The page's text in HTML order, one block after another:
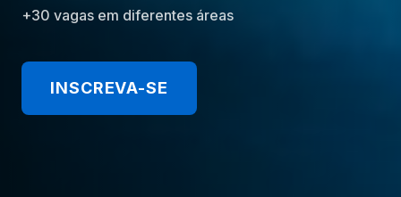
+30 vagas em diferentes áreas
INSCREVA-SE